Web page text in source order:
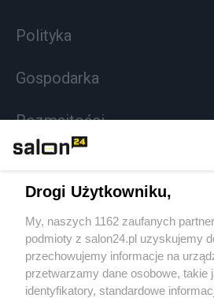
Polityka
Gospodarka
Rozmaitości
Sport
Społeczeństwo
Kultura
Drogi Użytkowniku,
My, naszych 1162 zaufanych
podmioty z salon24.pl uzyskujemy
przechowujemy informacje na
przetwarzamy dane osobowe, takie
identyfikatory, standardowe